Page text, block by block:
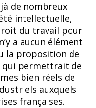
de nombreux
intellectuelle,
du travail pour
a aucun élément
la proposition de
qui permettrait de
bien réels de
auxquels
françaises.